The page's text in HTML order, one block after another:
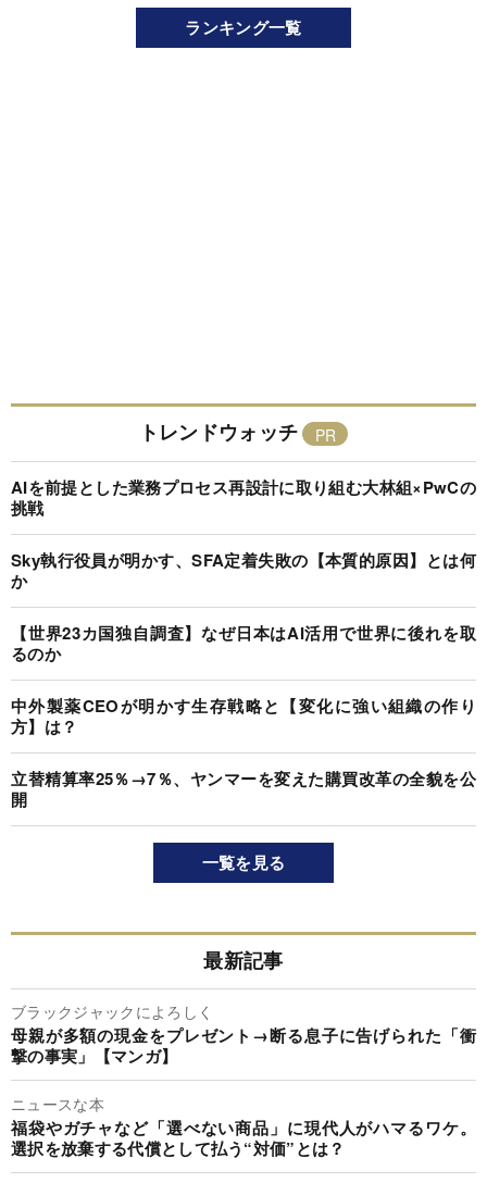
ランキング一覧
トレンドウォッチ
AIを前提とした業務プロセス再設計に取り組む大林組×PwCの
挑戦
Sky執行役員が明かす、SFA定着失敗の【本質的原因】とは何
か
【世界23カ国独自調査】なぜ日本はAI活用で世界に後れを取
るのか
中外製薬CEOが明かす生存戦略と【変化に強い組織の作り
方】は？
立替精算率25％→7％、ヤンマーを変えた購買改革の全貌を公
開
一覧を見る
最新記事
ブラックジャックによろしく
母親が多額の現金をプレゼント→断る息子に告げられた「衝
撃の事実」【マンガ】
ニュースな本
福袋やガチャなど「選べない商品」に現代人がハマるワケ。
選択を放棄する代償として払う“対価”とは？